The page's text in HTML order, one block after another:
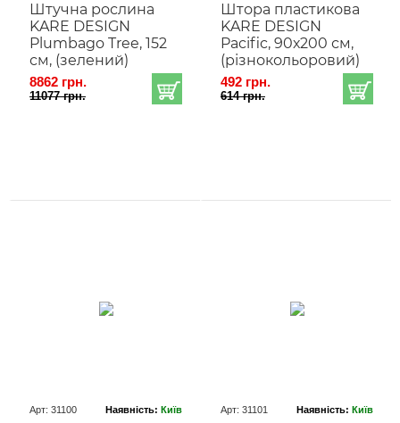
Штучна рослина
KARE DESIGN
Plumbago Tree, 152
см, (зелений)
8862 грн.
11077 грн.
Штора пластикова
KARE DESIGN
Pacific, 90х200 см,
(різнокольоровий)
492 грн.
614 грн.
Арт: 31100 Наявність: Київ Арт: 31101 Наявність: Київ